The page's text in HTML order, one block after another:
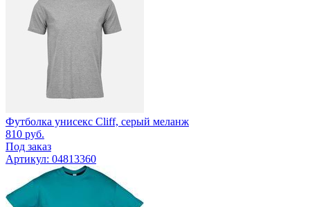
Футболка унисекс Cliff, серый меланж
810 руб.
Под заказ
Артикул: 04813360